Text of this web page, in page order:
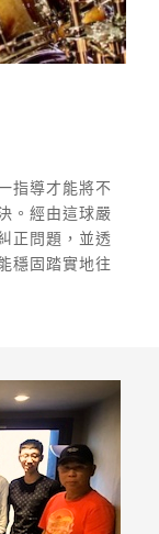
指導才能將不
。經由這球嚴
正問題，並透
穩固踏實地往